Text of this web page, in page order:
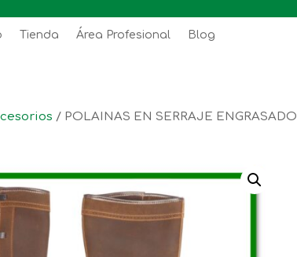
Tienda Área Profesional Blog
/ POLAINAS EN SERRAJE ENGRASADO